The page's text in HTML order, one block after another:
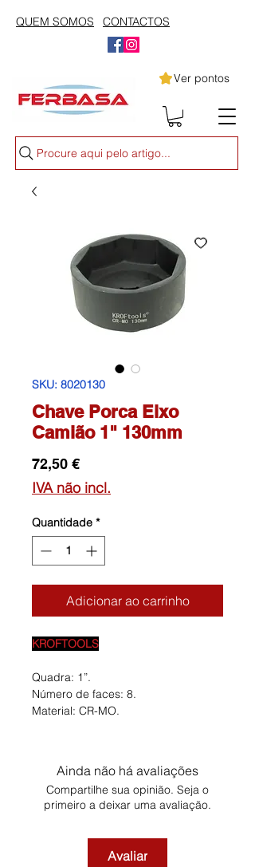
QUEM SOMOS CONTACTOS
Ver pontos
Procure aqui pelo artigo...
SKU: 8020130
Chave Porca Eixo
Camião 1" 130mm
72,50 €Preço
IVA não incl.
Quantidade *
Adicionar ao carrinho
KROFTOOLS
Quadra: 1”.
Número de faces: 8.
Material: CR-MO.
Ainda não há avaliações
Compartilhe sua opinião. Seja o
primeiro a deixar uma avaliação.
Avaliar